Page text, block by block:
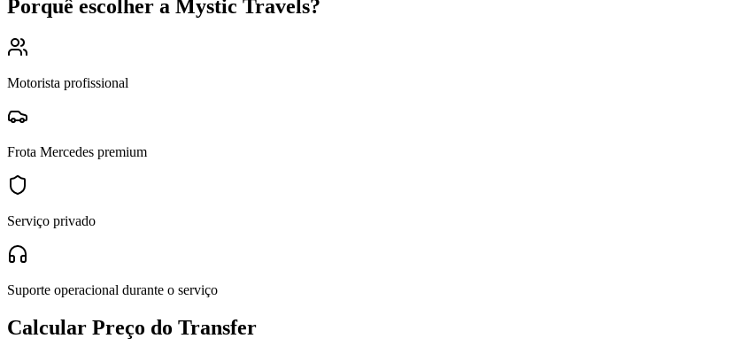
Porquê escolher a Mystic Travels?
Motorista profissional
Frota Mercedes premium
Serviço privado
Suporte operacional durante o serviço
Calcular Preço do Transfer